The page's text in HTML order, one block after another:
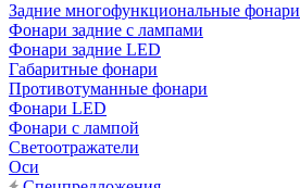
Задние многофункциональные фонари
Фонари задние с лампами
Фонари задние LED
Габаритные фонари
Противотуманные фонари
Фонари LED
Фонари с лампой
Светоотражатели
Оси